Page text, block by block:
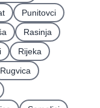
Punitovci
Rasinja
Rijeka
Rugvica